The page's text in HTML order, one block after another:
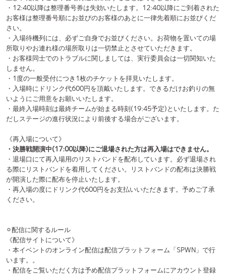
合、別途販売手数料220円がかかります。
・①バウチャーコードをお持ちのお客様は、配信サイト上部の[ ≡ ]にご
ざいます「バウチャーコードを入力」より、お手持ちのコードをご入力
ください。
※詳細はこちら。
・①および②でオンラインチケットをご購入いただいた方は、本イベン
トのアーカイブ配信をご覧いただけます。
※生配信終了後、アーカイブ配信の公開には多少のお時間を頂戴いたし
ます。予めご了承ください。なおアーカイブ配信の公開期間は、アーカ
イブ配信公開日から2週間です。
《配信回線について》
・オンラインチケット1枚で以下の2つの画面を任意に選択してご覧いた
だけます。配信中は何度でも画面変更が可能です。
②客席目線のステージの様子(マルチカメラ)
・投票は、①審査員目線のステージの様子(固定カメラ)と②客席目線の
ステージの様子(マルチカメラ)のどちらの画面でも行えます。
⚪︎会場内でのルール
《禁止行為について》
2. 実行委員もしくは出場者に暴言、暴力とみなされる行為
5. 入場時及び場内での飲酒、喫煙
6. 覆面マスクをつけての入場
7. 脱衣行為・水撒き・その他周りのお客様への迷惑行為
8. 周りのお客様に迷惑のかかるような身勝手なダンス
9. 運営を妨害する行為
上記の行為はご遠慮ください。